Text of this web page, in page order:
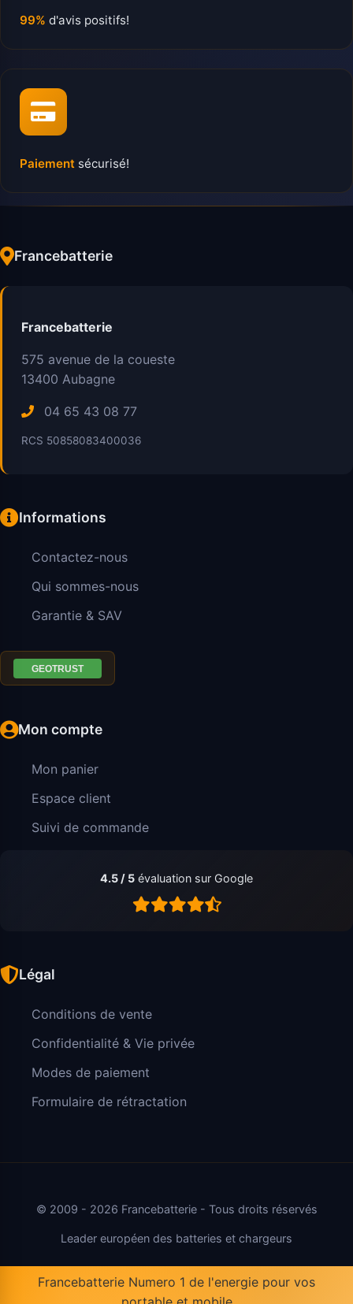
99% d'avis positifs!
Paiement sécurisé!
Francebatterie
Francebatterie
575 avenue de la coueste
13400 Aubagne
04 65 43 08 77
RCS 50858083400036
Informations
Contactez-nous
Qui sommes-nous
Garantie & SAV
Mon compte
Mon panier
Espace client
Suivi de commande
4.5 / 5 évaluation sur Google
Légal
Conditions de vente
Confidentialité & Vie privée
Modes de paiement
Formulaire de rétractation
© 2009 - 2026 Francebatterie - Tous droits réservés
Leader européen des batteries et chargeurs
Francebatterie Numero 1 de l'energie pour vos